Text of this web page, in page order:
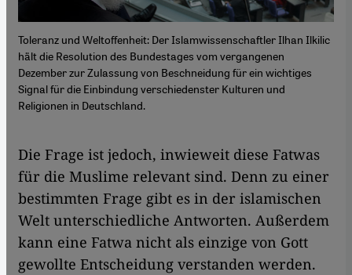
Toleranz und Weltoffenheit: Der Islamwissenschaftler Ilhan Ilkilic
hält die Resolution des Bundestages vom vergangenen
Dezember zur Zulassung von Beschneidung für ein wichtiges
Signal für die Einbindung verschiedenster Kulturen und
Religionen in Deutschland.
​​Die Frage ist jedoch, inwieweit diese Fatwas
für die Muslime relevant sind. Denn zu einer
bestimmten Frage gibt es in der islamischen
Welt unterschiedliche Antworten. Außerdem
kann eine Fatwa nicht als einzige von Gott
gewollte Entscheidung verstanden werden.